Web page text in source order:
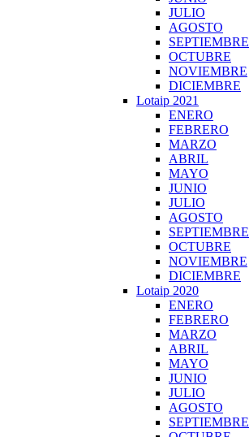
JULIO
AGOSTO
SEPTIEMBRE
OCTUBRE
NOVIEMBRE
DICIEMBRE
Lotaip 2021
ENERO
FEBRERO
MARZO
ABRIL
MAYO
JUNIO
JULIO
AGOSTO
SEPTIEMBRE
OCTUBRE
NOVIEMBRE
DICIEMBRE
Lotaip 2020
ENERO
FEBRERO
MARZO
ABRIL
MAYO
JUNIO
JULIO
AGOSTO
SEPTIEMBRE